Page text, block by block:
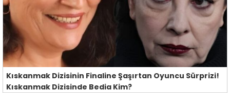
Kıskanmak Dizisinin Finaline Şaşırtan Oyuncu Sürprizi!
Kıskanmak Dizisinde Bedia Kim?